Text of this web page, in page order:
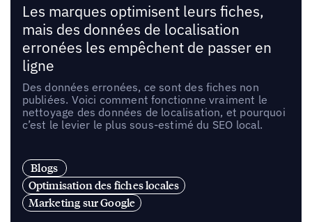
Les marques optimisent leurs fiches,
mais des données de localisation
erronées les empêchent de passer en
ligne
Des données erronées, ce sont des fiches non
publiées. Voici comment fonctionne vraiment le
nettoyage des données de localisation, et pourquoi
c’est le levier le plus sous-estimé du SEO local.
Blogs
Optimisation des fiches locales
Marketing sur Google